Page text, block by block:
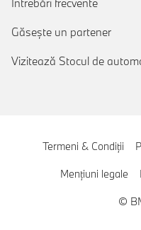
Întrebări frecvente
Găseşte un partener
Vizitează Stocul de
Termeni & Condiţii
Menţiuni legale
©